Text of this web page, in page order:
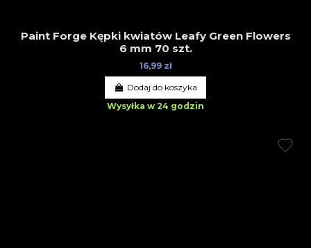
Paint Forge Kępki kwiatów Leafy Green Flowers
6 mm 70 szt.
16,99 zł
Dodaj do koszyka
Wysyłka w 24 godzin